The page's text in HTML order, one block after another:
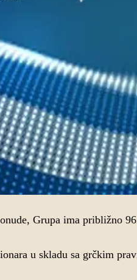
Grupa ima približno
u skladu sa grčkim